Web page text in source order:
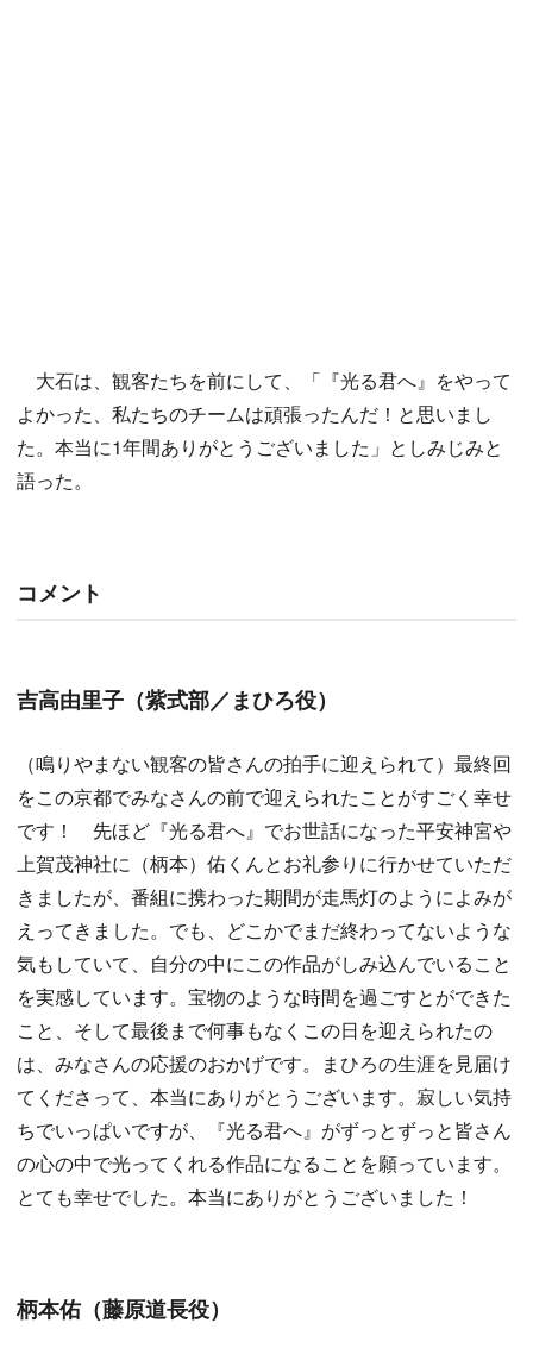
大石は、観客たちを前にして、「『光る君へ』をやって
よかった、私たちのチームは頑張ったんだ！と思いまし
た。本当に1年間ありがとうございました」としみじみと
語った。
コメント
吉高由里子（紫式部／まひろ役）
（鳴りやまない観客の皆さんの拍手に迎えられて）最終回
をこの京都でみなさんの前で迎えられたことがすごく幸せ
です！ 先ほど『光る君へ』でお世話になった平安神宮や
上賀茂神社に（柄本）佑くんとお礼参りに行かせていただ
きましたが、番組に携わった期間が走馬灯のようによみが
えってきました。でも、どこかでまだ終わってないような
気もしていて、自分の中にこの作品がしみ込んでいること
を実感しています。宝物のような時間を過ごすとができた
こと、そして最後まで何事もなくこの日を迎えられたの
は、みなさんの応援のおかげです。まひろの生涯を見届け
てくださって、本当にありがとうございます。寂しい気持
ちでいっぱいですが、『光る君へ』がずっとずっと皆さん
の心の中で光ってくれる作品になることを願っています。
とても幸せでした。本当にありがとうございました！
柄本佑（藤原道長役）